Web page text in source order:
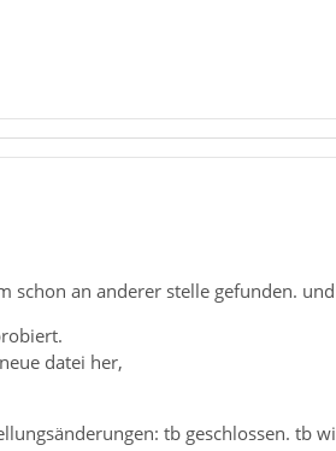
schon an anderer stelle gefunden.
datei her,
tb geschlossen. tb